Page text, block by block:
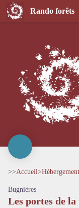
Rando forêts
Les portes de la foret
>>Accueil>
Bugnières
Les portes de